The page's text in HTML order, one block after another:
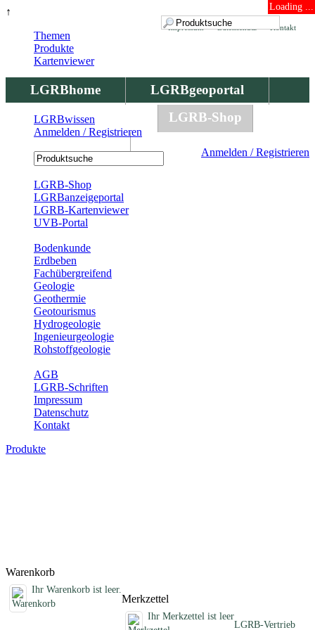
↑ Loading ...
Kontakt
Datenschutz
Impressum
LGRBhome
LGRBgeoportal
LGRBbohrungen
LGRB-Shop
Anmelden / Registrieren
Themen
Produkte
Kartenviewer
LGRBwissen
Anmelden / Registrieren
LGRB-Shop
LGRBanzeigeportal
LGRB-Kartenviewer
UVB-Portal
Bodenkunde
Erdbeben
Fachübergreifend
Geologie
Geothermie
Geotourismus
Hydrogeologie
Ingenieurgeologie
Rohstoffgeologie
AGB
LGRB-Schriften
Impressum
Datenschutz
Kontakt
Produkte
Warenkorb
Ihr Warenkorb ist leer.
Merkzettel
Ihr Merkzettel ist leer
LGRB-Vertrieb